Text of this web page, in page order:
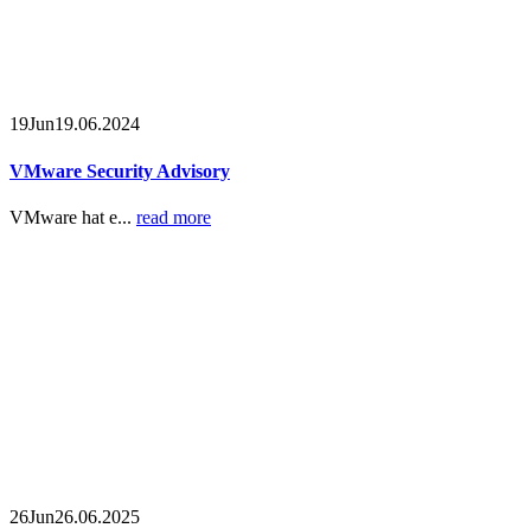
19Jun19.06.2024
VMware Security Advisory
VMware hat e... read more
26Jun26.06.2025